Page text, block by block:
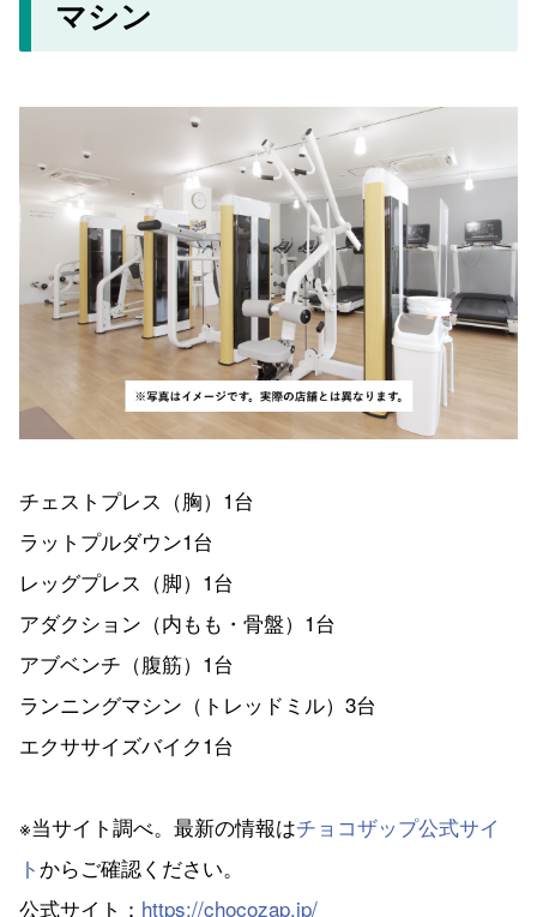
マシン
チェストプレス（胸）1台
ラットプルダウン1台
レッグプレス（脚）1台
アダクション（内もも・骨盤）1台
アブベンチ（腹筋）1台
ランニングマシン（トレッドミル）3台
エクササイズバイク1台
※当サイト調べ。最新の情報はチョコザップ公式サイ
ト からご確認ください。
公式サイト： https://chocozap.jp/